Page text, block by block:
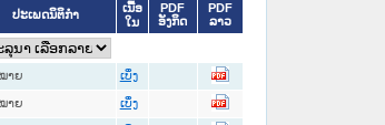
ປະເພດນິຕິກຳ
ເນື້ອ
ໃນ
PDF
ອັງກິດ
PDF
ລາວ
າຍ ເບິ່ງ
າຍ ເບິ່ງ